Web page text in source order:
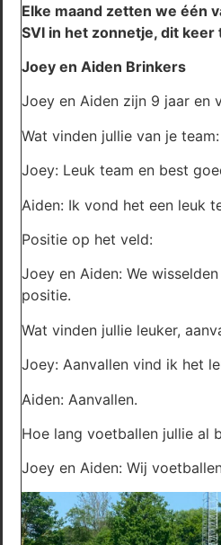
Elke maand zetten we één
SVI in het zonnetje, dit keer
Joey en Aiden Brinkers
Joey en Aiden zijn 9 jaar en
Wat vinden jullie van je team:
Joey: Leuk team en best
Aiden: Ik vond het een leuk
Positie op het veld:
Joey en Aiden: We
positie.
Wat vinden jullie leuker,
Joey: Aanvallen vind ik het
Aiden: Aanvallen.
Hoe lang voetballen jullie al
Joey en Aiden: Wij